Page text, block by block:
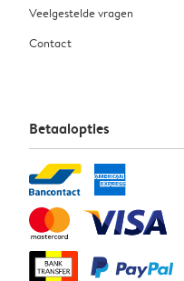
Veelgestelde vragen
Contact
Betaalopties